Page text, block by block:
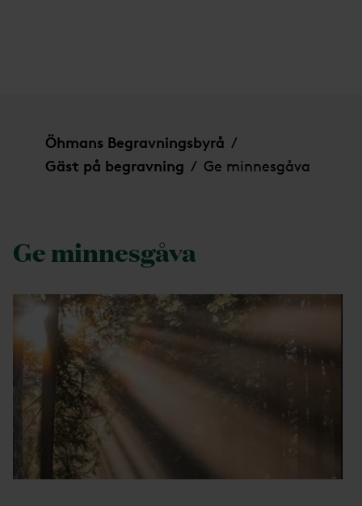
Öhmans Begravningsbyrå /
Gäst på begravning / Ge minnesgåva
Ge minnesgåva